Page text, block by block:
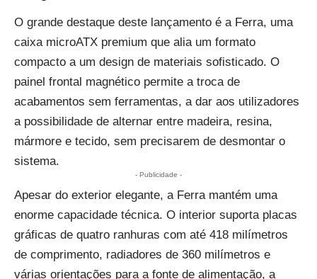
O grande destaque deste lançamento é a Ferra, uma
caixa microATX premium que alia um formato
compacto a um design de materiais sofisticado. O
painel frontal magnético permite a troca de
acabamentos sem ferramentas, a dar aos utilizadores
a possibilidade de alternar entre madeira, resina,
mármore e tecido, sem precisarem de desmontar o
sistema.
- Publicidade -
Apesar do exterior elegante, a Ferra mantém uma
enorme capacidade técnica. O interior suporta placas
gráficas de quatro ranhuras com até 418 milímetros
de comprimento, radiadores de 360 milímetros e
várias orientações para a fonte de alimentação, a